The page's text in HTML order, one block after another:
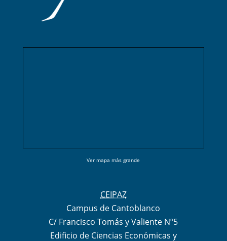
Ver mapa más grande
CEIPAZ
Campus de Cantoblanco
C/ Francisco Tomás y Valiente Nº5
Edificio de Ciencias Económicas y